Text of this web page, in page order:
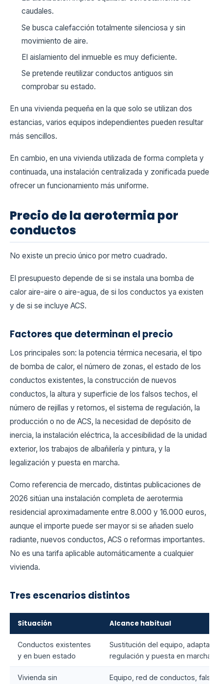
caudales.
Se busca calefacción totalmente silenciosa y sin
movimiento de aire.
El aislamiento del inmueble es muy deficiente.
Se pretende reutilizar conductos antiguos sin
comprobar su estado.
En una vivienda pequeña en la que solo se utilizan dos
estancias, varios equipos independientes pueden resultar
más sencillos.
En cambio, en una vivienda utilizada de forma completa y
continuada, una instalación centralizada y zonificada puede
ofrecer un funcionamiento más uniforme.
Precio de la aerotermia por
conductos
No existe un precio único por metro cuadrado.
El presupuesto depende de si se instala una bomba de
calor aire-aire o aire-agua, de si los conductos ya existen
y de si se incluye ACS.
Factores que determinan el precio
Los principales son: la potencia térmica necesaria, el tipo
de bomba de calor, el número de zonas, el estado de los
conductos existentes, la construcción de nuevos
conductos, la altura y superficie de los falsos techos, el
número de rejillas y retornos, el sistema de regulación, la
producción o no de ACS, la necesidad de depósito de
inercia, la instalación eléctrica, la accesibilidad de la unidad
exterior, los trabajos de albañilería y pintura, y la
legalización y puesta en marcha.
Como referencia de mercado, distintas publicaciones de
2026 sitúan una instalación completa de aerotermia
residencial aproximadamente entre 8.000 y 16.000 euros,
aunque el importe puede ser mayor si se añaden suelo
radiante, nuevos conductos, ACS o reformas importantes.
No es una tarifa aplicable automáticamente a cualquier
vivienda.
Tres escenarios distintos
Situación Alcance habitual
Conductos existentes
y en buen estado
Sustitución del equipo,
regulación y puesta en marcha
Vivienda sin
Equipo, red de conductos,